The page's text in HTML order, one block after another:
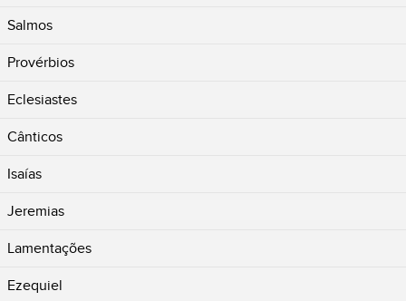
Salmos
Provérbios
Eclesiastes
Cânticos
Isaías
Jeremias
Lamentações
Ezequiel